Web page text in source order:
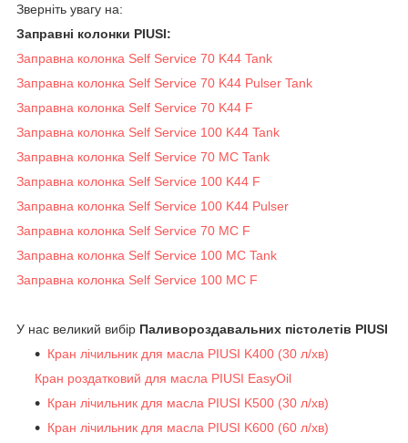
Зверніть увагу на:
Заправні колонки PIUSI:
Заправна колонка Self Service 70 K44 Tank
Заправна колонка Self Service 70 K44 Pulser Tank
Заправна колонка Self Service 70 K44 F
Заправна колонка Self Service 100 K44 Tank
Заправна колонка Self Service 70 MC Tank
Заправна колонка Self Service 100 K44 F
Заправна колонка Self Service 100 K44 Pulser
Заправна колонка Self Service 70 MC F
Заправна колонка Self Service 100 MC Tank
Заправна колонка Self Service 100 MC F
У нас великий вибір Паливороздавальних пістолетів PIUSI
Кран лічильник для масла PIUSI K400 (30 л/хв)
Кран роздатковий для масла PIUSI EasyOil
Кран лічильник для масла PIUSI K500 (30 л/хв)
Кран лічильник для масла PIUSI K600 (60 л/хв)